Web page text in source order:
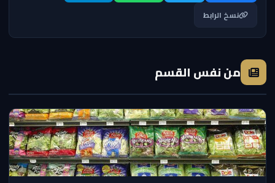
نسخ الرابط
من نفس القسم